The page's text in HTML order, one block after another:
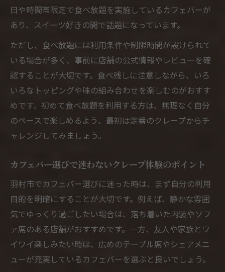
日や時間帯限定で食べ放題を実施しているカフェバーが
あり、スイーツ好きの間で話題になっています。
ただし、食べ放題には利用条件や制限時間が設けられて
いる場合が多く、事前に店舗の公式情報やレビューを確
認することが大切です。食べ残しに注意しながら、いろ
いろなトッピングや味の組み合わせを楽しむのがおすす
めです。初めて食べ放題を利用する方は、無理なく自分
のペースで楽しめるよう、最初は定番のクレープからチ
ャレンジしてみましょう。
カフェバー選びで迷わないクレープ体験のポイント
羽村市でカフェバー選びに迷った時は、まず自分の利用
目的を明確にすることが大切です。例えば、静かな雰囲
気でゆっくり過ごしたい場合は、落ち着いた内装やソフ
ァ席のある店舗がおすすめです。一方、友人や家族とワ
イワイ楽しみたい時は、広めのテーブル席やシェアメニ
ューが充実しているカフェバーを選ぶと良いでしょう。